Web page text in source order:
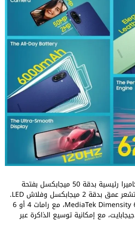
في الخلف، يأتي الهاتف بكاميرا رئيسية بدقة 50 ميجابكسل بفتحة
عدسة f/1.8، إلى جانب مستشعر عمق بدقة 2 ميجابكسل وفلاش LED.
ويعمل الهاتف بمعالج MediaTek Dimensity 6300، مع رامات 4 أو 6
جيجابايت وسعة تخزين 128 جيجابايت، مع إمكانية توسيع الذاكرة عبر